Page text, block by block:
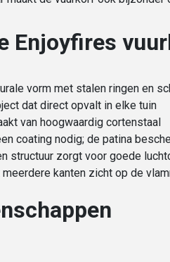
Enjoyfires
vorm met stalen ringen en
dat direct opvalt in elke tuin
van hoogwaardig cortenstaal
coating nodig; de patina
structuur zorgt voor goede
meerdere kanten zicht op de